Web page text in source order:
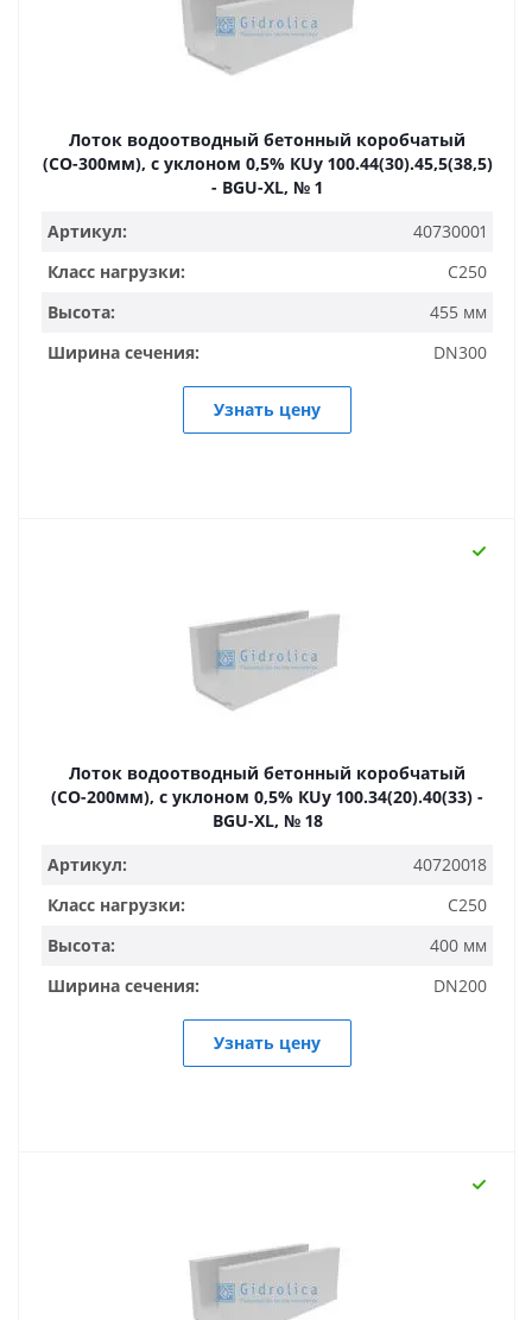
Лоток водоотводный бетонный коробчатый
(СО-300мм), с уклоном 0,5% КUу 100.44(30).45,5(38,5)
- BGU-XL, № 1
Артикул:
40730001
Класс нагрузки:
C250
Высота:
455 мм
Ширина сечения:
DN300
Узнать цену
Лоток водоотводный бетонный коробчатый
(СО-200мм), с уклоном 0,5% КUу 100.34(20).40(33) -
BGU-XL, № 18
Артикул:
40720018
Класс нагрузки:
C250
Высота:
400 мм
Ширина сечения:
DN200
Узнать цену